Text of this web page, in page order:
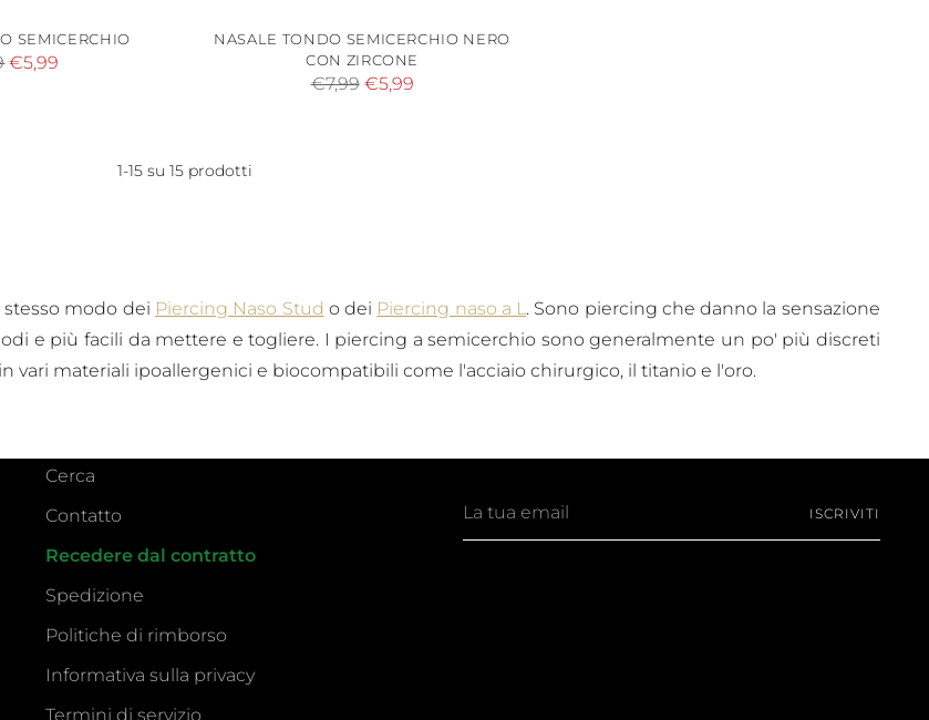
SEMICERCHIO
€5,99
NASALE TONDO SEMICERCHIO NERO
CON ZIRCONE
Prezzo
€7,99 €5,99
1-15 su 15 prodotti
stesso modo dei Piercing Naso Stud o dei Piercing naso a L. Sono piercing che danno la sensazione
e più facili da mettere e togliere. I piercing a semicerchio sono generalmente un po' più discreti
vari materiali ipoallergenici e biocompatibili come l'acciaio chirurgico, il titanio e l'oro.
Cerca
Contatto
Recedere dal contratto
Spedizione
Politiche di rimborso
Informativa sulla privacy
Termini di servizio
tua
ISCRIVITI